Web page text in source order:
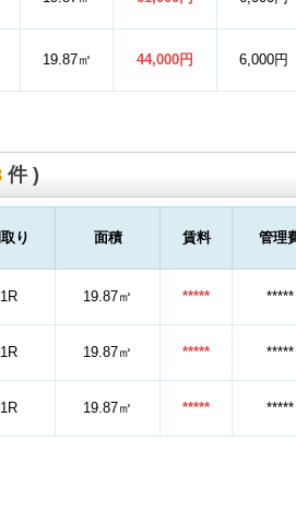
19.87㎡ 44,000円 6,000円
件 )
り 面積 賃料 管理
1R 19.87㎡ ***** *****
1R 19.87㎡ ***** *****
1R 19.87㎡ ***** *****